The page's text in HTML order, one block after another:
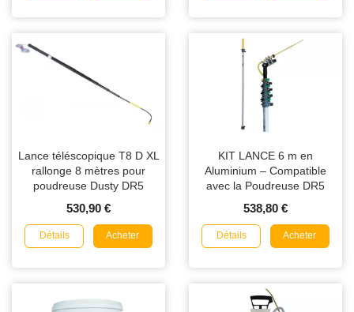
Lance téléscopique T8 D XL
rallonge 8 mètres pour
poudreuse Dusty DR5
530,90 €
Détails Acheter
KIT LANCE 6 m en
Aluminium – Compatible
avec la Poudreuse DR5
538,80 €
Détails Acheter